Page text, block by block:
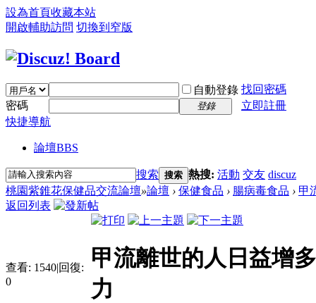
設為首頁收藏本站
開啟輔助訪問 切換到窄版
自動登錄 找回密碼
密碼
登錄
立即註冊
快捷導航
論壇BBS
搜索 搜索 熱搜: 活動 交友 discuz
桃園紫錐花保健品交流論壇»論壇 › 保健食品 › 腸病毒食品 › 甲
返回列表
查看: 1540|回復:
0
甲流離世的人日益增
力